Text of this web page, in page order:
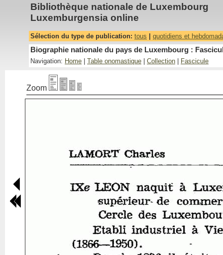
Bibliothèque nationale de Luxembourg
Luxemburgensia online
Sélection du type de publication: tous quotidiens et
Biographie nationale du pays de Luxembourg :
Navigation: Home Table onomastique Collection Fascicule
Zoom